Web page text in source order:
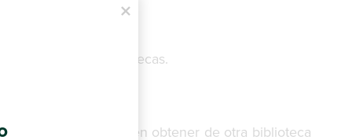
disponen las bibliotecas.
proceso consiste en obtener de otra biblioteca